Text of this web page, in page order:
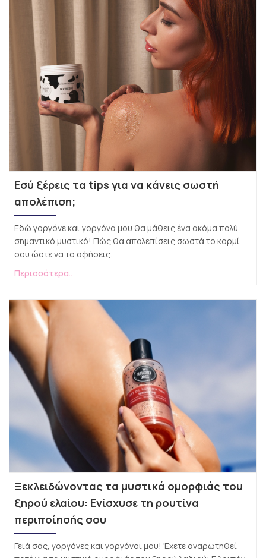
Εσύ ξέρεις τα tips για να κάνεις σωστή
απολέπιση;
Εδώ γοργόνε και γοργόνα μου θα μάθεις ένα ακόμα πολύ
σημαντικό μυστικό! Πώς θα απολεπίσεις σωστά το κορμί
σου ώστε να το αφήσεις...
Περισσότερα..
Ξεκλειδώνοντας τα μυστικά ομορφιάς του
ξηρού ελαίου: Ενίσχυσε τη ρουτίνα
περιποίησής σου
Γειά σας, γοργόνες και γοργόνοι μου! Έχετε αναρωτηθεί